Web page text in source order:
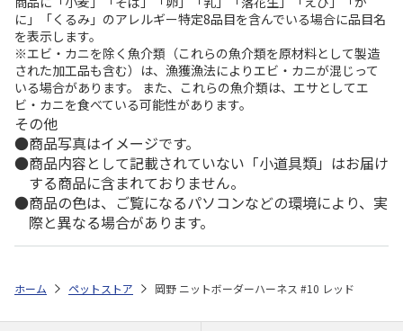
に」「くるみ」のアレルギー特定8品目を含んでいる場合に品目名
を表示します。
※エビ・カニを除く魚介類（これらの魚介類を原材料として製造
された加工品も含む）は、漁獲漁法によりエビ・カニが混じって
いる場合があります。 また、これらの魚介類は、エサとしてエ
ビ・カニを食べている可能性があります。
その他
商品写真はイメージです。
商品内容として記載されていない「小道具類」はお届け
する商品に含まれておりません。
商品の色は、ご覧になるパソコンなどの環境により、実
際と異なる場合があります。
ホーム ペットストア 岡野 ニットボーダーハーネス #10 レッド